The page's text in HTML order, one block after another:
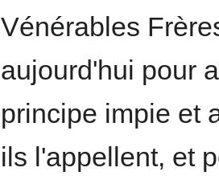
Vénérables
aujourd'hui pour
principe impie et
ils l'appellent, et